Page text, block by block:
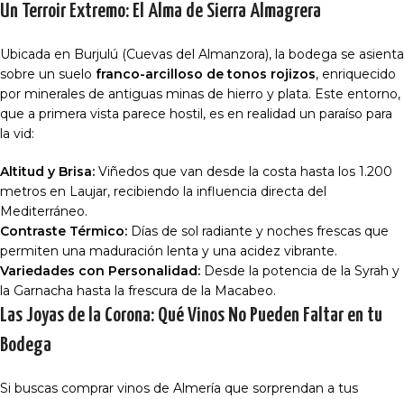
Un Terroir Extremo: El Alma de Sierra Almagrera
Ubicada en Burjulú (Cuevas del Almanzora), la bodega se asienta
sobre un suelo franco-arcilloso de tonos rojizos, enriquecido
por minerales de antiguas minas de hierro y plata. Este entorno,
que a primera vista parece hostil, es en realidad un paraíso para
la vid:
Altitud y Brisa: Viñedos que van desde la costa hasta los 1.200
metros en Laujar, recibiendo la influencia directa del
Mediterráneo.
Contraste Térmico: Días de sol radiante y noches frescas que
permiten una maduración lenta y una acidez vibrante.
Variedades con Personalidad: Desde la potencia de la Syrah y
la Garnacha hasta la frescura de la Macabeo.
Las Joyas de la Corona: Qué Vinos No Pueden Faltar en tu
Bodega
Si buscas comprar vinos de Almería que sorprendan a tus